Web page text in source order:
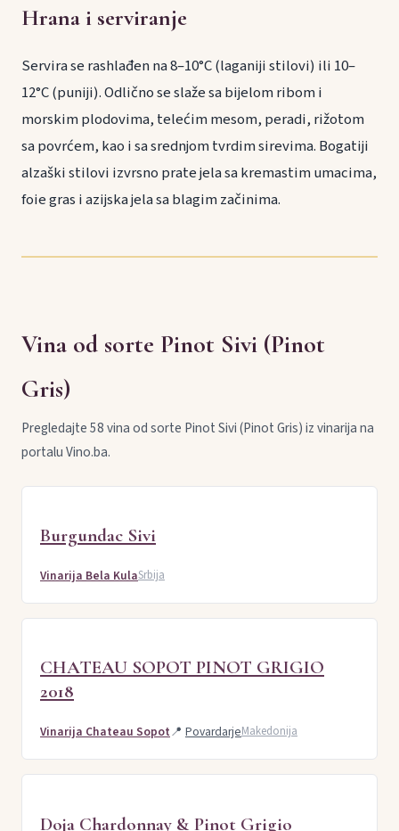
Hrana i serviranje
Servira se rashlađen na 8–10°C (laganiji stilovi) ili 10–
12°C (puniji). Odlično se slaže sa bijelom ribom i
morskim plodovima, telećim mesom, peradi, rižotom
sa povrćem, kao i sa srednjom tvrdim sirevima. Bogatiji
alzaški stilovi izvrsno prate jela sa kremastim umacima,
foie gras i azijska jela sa blagim začinima.
Vina od sorte Pinot Sivi (Pinot
Gris)
Pregledajte 58 vina od sorte Pinot Sivi (Pinot Gris) iz vinarija na
portalu Vino.ba.
Burgundac Sivi
Vinarija Bela KulaSrbija
CHATEAU SOPOT PINOT GRIGIO
2018
Vinarija Chateau Sopot📍 PovardarjeMakedonija
Doja Chardonnay & Pinot Grigio